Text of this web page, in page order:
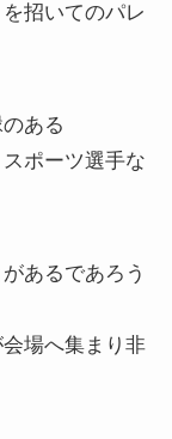
招いてのパレ
ある
ポーツ選手な
あるであろう
場へ集まり非